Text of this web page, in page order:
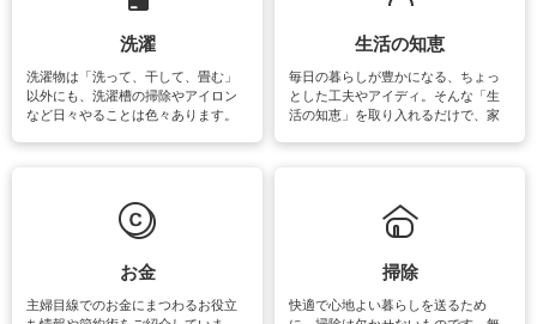
洗濯
洗濯物は「洗って、干して、畳む」
以外にも、洗濯槽の掃除やアイロン
など日々やることは色々あります。
マットなどの大きな洗濯物も、正し
い洗い方をすれば自宅で洗うことが
報やお悩み解消のための情報をご紹
生活の知恵
毎日の暮らしが豊かになる、ちょっ
とした工夫やアイディ。そんな「生
活の知恵」を取り入れるだけで、家
お金
主婦目線でのお金にまつわるお役立
掃除
快適で心地よい暮らしを送るため